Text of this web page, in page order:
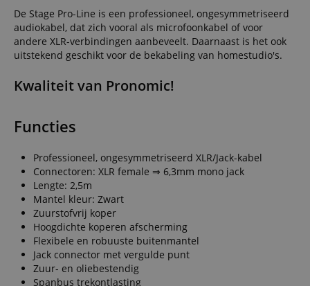
De Stage Pro-Line is een professioneel, ongesymmetriseerd
audiokabel, dat zich vooral als microfoonkabel of voor
andere XLR-verbindingen aanbeveelt. Daarnaast is het ook
uitstekend geschikt voor de bekabeling van homestudio's.
Kwaliteit van Pronomic!
Functies
Professioneel, ongesymmetriseerd XLR/Jack-kabel
Connectoren: XLR female ⇒ 6,3mm mono jack
Lengte: 2,5m
Mantel kleur: Zwart
Zuurstofvrij koper
Hoogdichte koperen afscherming
Flexibele en robuuste buitenmantel
Jack connector met vergulde punt
Zuur- en oliebestendig
Spanbus trekontlasting